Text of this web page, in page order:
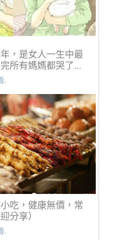
，是女人一生中最
所有媽媽都哭了...
.
吃，健康無價，常
分享）
.